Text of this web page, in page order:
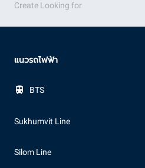
Create Looking for
แนวรถไฟฟ้า
BTS
Sukhumvit Line
Silom Line